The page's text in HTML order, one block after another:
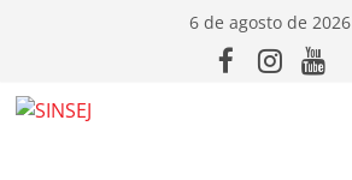
conteúdo
6 de agosto de 2026